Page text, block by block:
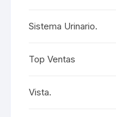
Sistema Urinario.
Top Ventas
Vista.